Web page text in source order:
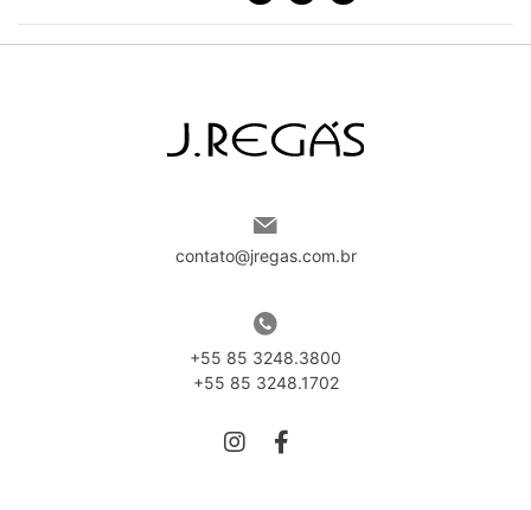
contato@jregas.com.br
+55 85 3248.3800
+55 85 3248.1702